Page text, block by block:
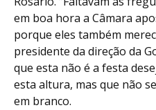
em boa hora a Câmara
porque eles também
presidente da direção da
que esta não é a festa
esta altura, mas que não
em branco.